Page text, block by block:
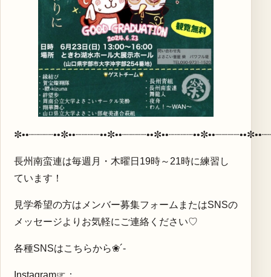
長州南蛮連は毎週月・木曜日19時～21時に練習し
ています！
見学希望の方はメンバー募集フォームまたはSNSの
メッセージよりお気軽にご連絡ください♡
各種SNSはこちらから❀´-